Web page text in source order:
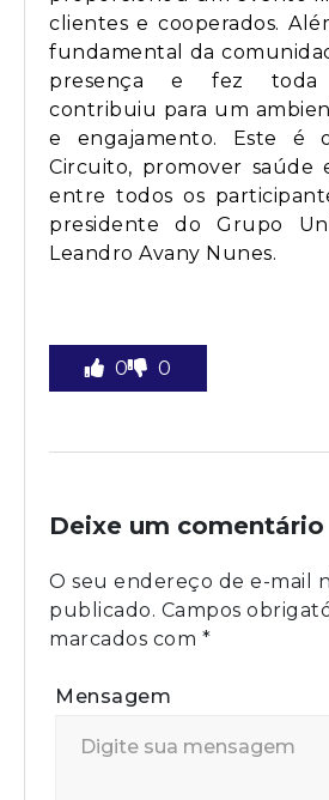
clientes e cooperados.
fundamental da
presença e fez toda
contribuiu para um
e engajamento. Este é
Circuito, promover saúde
entre todos os
presidente do Grupo
Leandro Avany Nunes.
0 0
Deixe um comentário
O seu endereço de e-mail
publicado. Campos
marcados com *
Mensagem